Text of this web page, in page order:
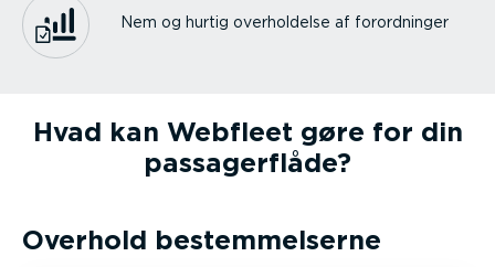
Nem og hurtig overhol­delse af forord­ninger
Hvad kan Webfleet gøre for din
passa­ger­flåde?
Overhold bestem­mel­serne